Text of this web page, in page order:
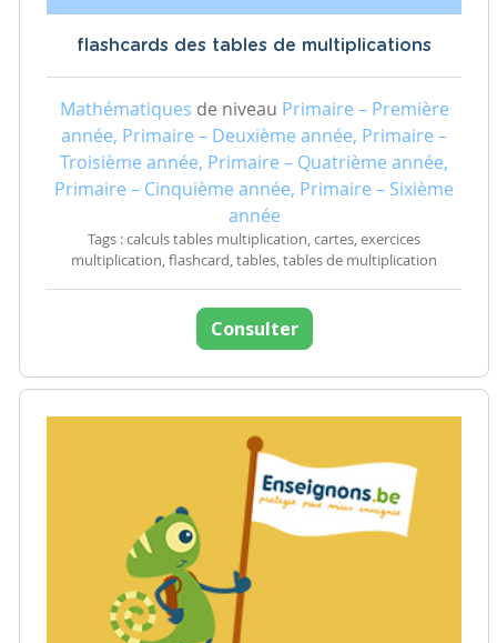
flashcards des tables de multiplications
Mathématiques de niveau Primaire – Première
année, Primaire – Deuxième année, Primaire –
Troisième année, Primaire – Quatrième année,
Primaire – Cinquième année, Primaire – Sixième
année
Tags : calculs tables multiplication, cartes, exercices
multiplication, flashcard, tables, tables de multiplication
Consulter